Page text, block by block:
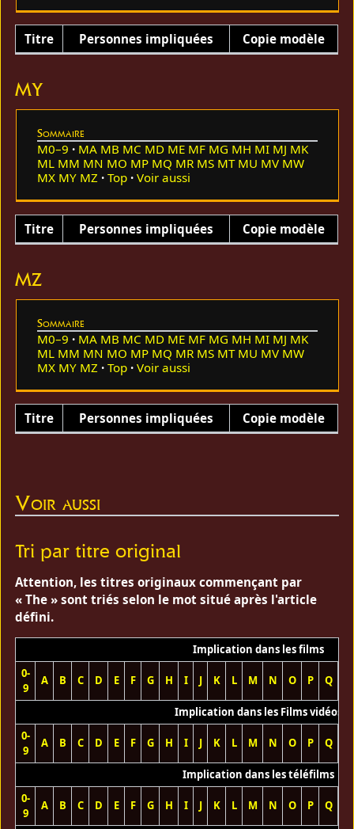
Titre Personnes impliquées Copie modèle
MY
Sommaire
M0–9 MA MB MC MD ME MF MG MH MI MJ MK
ML MM MN MO MP MQ MR MS MT MU MV MW
MX MY MZ Top Voir aussi
Titre Personnes impliquées Copie modèle
MZ
Sommaire
M0–9 MA MB MC MD ME MF MG MH MI MJ MK
ML MM MN MO MP MQ MR MS MT MU MV MW
MX MY MZ Top Voir aussi
Titre Personnes impliquées Copie modèle
Voir aussi
Tri par titre original
Attention, les titres originaux commençant par
« The » sont triés selon le mot situé après l'article
défini.
Implication dans les films
0-
9
A B C D E F G H I J K L M N O P Q
Implication dans les Films vidéos
0-
9
A B C D E F G H I J K L M N O P Q
Implication dans les téléfilms
0-
9
A B C D E F G H I J K L M N O P Q